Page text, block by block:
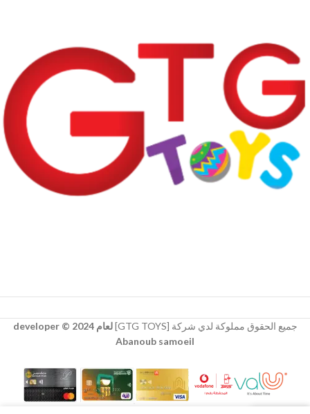
جميع الحقوق مملوكة لدي شركة [GTG TOYS]
لعام 2024 © developer
Abanoub samoeil